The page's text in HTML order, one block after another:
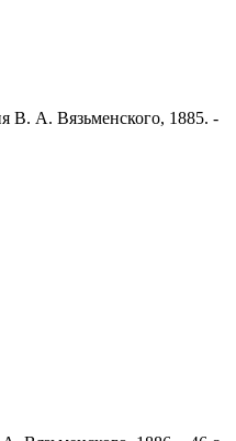
В. А. Вязьменского, 1885. -